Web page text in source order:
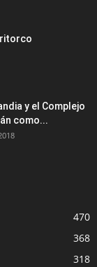
y el Complejo
como...
470
368
318